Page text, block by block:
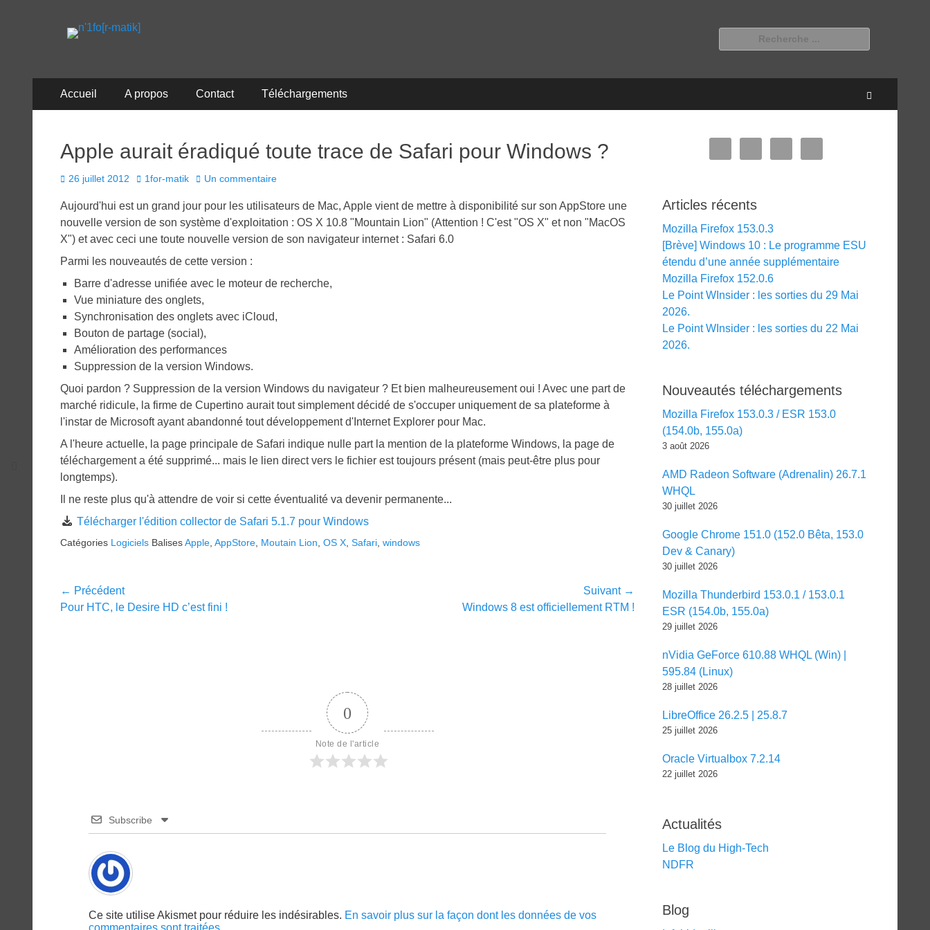
n'1fo[r-matik]
Pour les nymphos d'infos en info…
Menu
principal
Accueil A propos Contact Téléchargements
Apple aurait éradiqué toute trace de Safari pour Windows ?
Posted
26 juillet 2012 Author
1for-matik Un commentaire
Aujourd'hui est un grand jour pour les utilisateurs de Mac, Apple vient de mettre à disponibilité sur son AppStore une
nouvelle version de son système d'exploitation : OS X 10.8 "Mountain Lion" (Attention ! C'est "OS X" et non "MacOS
X") et avec ceci une toute nouvelle version de son navigateur internet : Safari 6.0
Parmi les nouveautés de cette version :
Barre d'adresse unifiée avec le moteur de recherche,
Vue miniature des onglets,
Synchronisation des onglets avec iCloud,
Bouton de partage (social),
Amélioration des performances
Suppression de la version Windows.
Quoi pardon ? Suppression de la version Windows du navigateur ? Et bien malheureusement oui ! Avec une part de
marché ridicule, la firme de Cupertino aurait tout simplement décidé de s'occuper uniquement de sa plateforme à
l'instar de Microsoft ayant abandonné tout développement d'Internet Explorer pour Mac.
A l'heure actuelle, la page principale de Safari indique nulle part la mention de la plateforme Windows, la page de
téléchargement a été supprimé... mais le lien direct vers le fichier est toujours présent (mais peut-être plus pour
longtemps).
Il ne reste plus qu'à attendre de voir si cette éventualité va devenir permanente...
Télécharger l'édition collector de Safari 5.1.7 pour Windows
Catégories Logiciels BalisesApple AppStore Moutain Lion OS X Safari windows
Navigation
← Précédent
Article
Pour HTC, le Desire HD c’est fini !
Suivant →
Windows 8 est officiellement RTM !
0
Note de l'article
Subscribe
Ce site utilise Akismet pour réduire les indésirables. En savoir plus sur la façon dont les données de vos
commentaires sont traitées
Articles récents
Mozilla Firefox 153.0.3
[Brève] Windows 10 : Le programme ESU
étendu d’une année supplémentaire
Mozilla Firefox 152.0.6
Le Point WInsider : les sorties du 29 Mai
2026.
Le Point WInsider : les sorties du 22 Mai
2026.
Nouveautés téléchargements
Mozilla Firefox 153.0.3 / ESR 153.0
(154.0b, 155.0a)
3 août 2026
AMD Radeon Software (Adrenalin) 26.7.1
WHQL
30 juillet 2026
Google Chrome 151.0 (152.0 Bêta, 153.0
Dev & Canary)
30 juillet 2026
Mozilla Thunderbird 153.0.1 / 153.0.1
ESR (154.0b, 155.0a)
29 juillet 2026
nVidia GeForce 610.88 WHQL (Win) |
595.84 (Linux)
28 juillet 2026
LibreOffice 26.2.5 | 25.8.7
25 juillet 2026
Oracle Virtualbox 7.2.14
22 juillet 2026
Actualités
Le Blog du High-Tech
NDFR
Blog